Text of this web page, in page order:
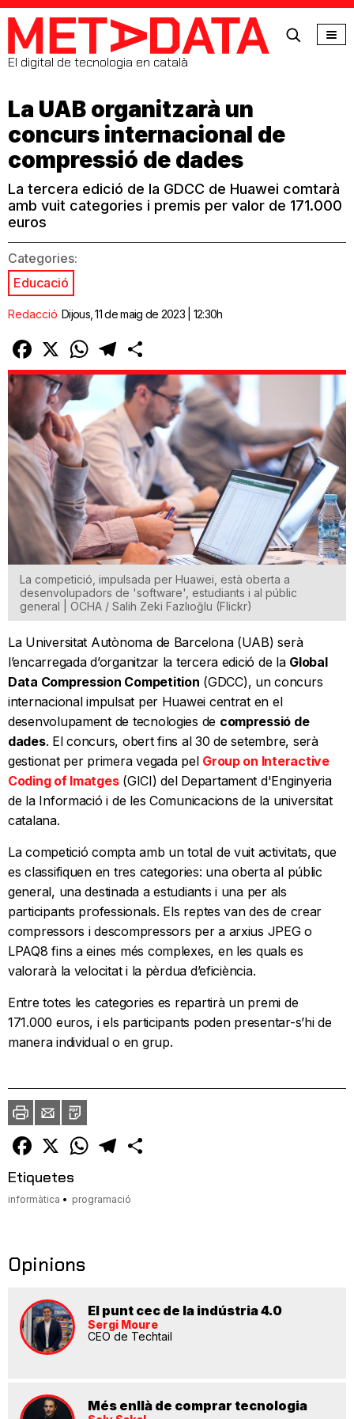
MetaData
El digital de tecnologia en català
La UAB organitzarà un
concurs internacional de
compressió de dades
La tercera edició de la GDCC de Huawei comtarà
amb vuit categories i premis per valor de 171.000
euros
Categories:
Educació
Redacció Dijous, 11 de maig de 2023 | 12:30h
Facebook
X WhatsAppTelegram
La competició, impulsada per Huawei, està oberta a
desenvolupadors de 'software', estudiants i al públic
general | OCHA / Salih Zeki Fazlıoğlu (Flickr)
La Universitat Autònoma de Barcelona (UAB) serà
l’encarregada d’organitzar la tercera edició de la Global
Data Compression Competition (GDCC), un concurs
internacional impulsat per Huawei centrat en el
desenvolupament de tecnologies de compressió de
dades. El concurs, obert fins al 30 de setembre, serà
gestionat per primera vegada pel Group on Interactive
Coding of Imatges(GICI) del Departament d'Enginyeria
de la Informació i de les Comunicacions de la universitat
catalana.
La competició compta amb un total de vuit activitats, que
es classifiquen en tres categories: una oberta al públic
general, una destinada a estudiants i una per als
participants professionals. Els reptes van des de crear
compressors i descompressors per a arxius JPEG o
LPAQ8 fins a eines més complexes, en les quals es
valorarà la velocitat i la pèrdua d’eficiència.
Entre totes les categories es repartirà un premi de
171.000 euros, i els participants poden presentar-s’hi de
manera individual o en grup.
ImprimirEnvia
un
amic
PDF
Facebook
X WhatsAppTelegram
Etiquetes
informàtica programació
Opinions
El punt cec de la indústria 4.0
Sergi Moure
CEO de Techtail
Més enllà de comprar tecnologia